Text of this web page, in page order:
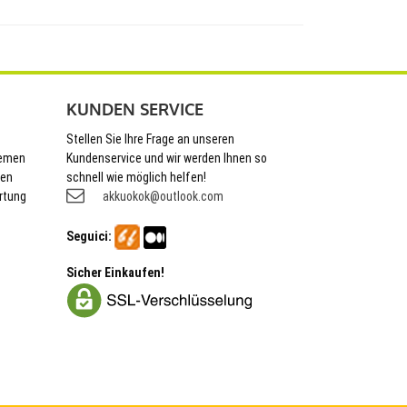
KUNDEN SERVICE
Stellen Sie Ihre Frage an unseren
Kundenservice und wir werden Ihnen so
schnell wie möglich helfen!
akkuokok@outlook.com
Seguici:
Sicher Einkaufen!